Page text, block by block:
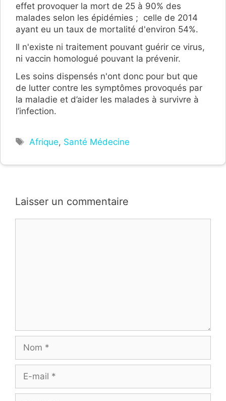
effet provoquer la mort de 25 à 90% des
malades selon les épidémies ; celle de 2014
ayant eu un taux de mortalité d'environ 54%.
Il n'existe ni traitement pouvant guérir ce virus,
ni vaccin homologué pouvant la prévenir.
Les soins dispensés n'ont donc pour but que
de lutter contre les symptômes provoqués par
la maladie et d’aider les malades à survivre à
l’infection.
Étiquettes
Afrique, Santé Médecine
Laisser un commentaire
mail